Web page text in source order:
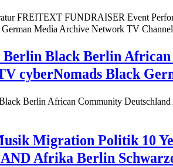
FREITEXT FUNDRAISER Event
Media Archive Network TV Channel
Black Berlin African
cyberNomads Black
Berlin African Community
Migration Politik 10
Afrika Berlin